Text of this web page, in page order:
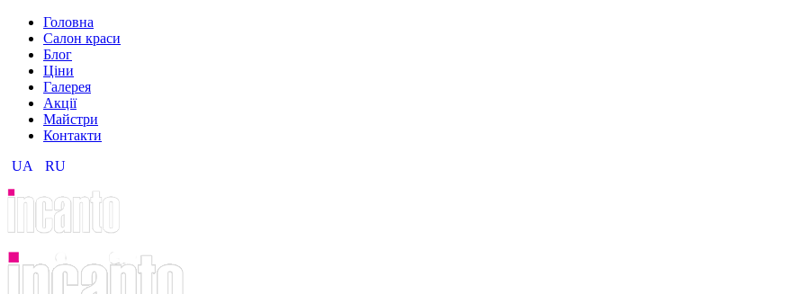
Головна
Салон краси
Блог
Ціни
Галерея
Акції
Майстри
Контакти
UA
RU